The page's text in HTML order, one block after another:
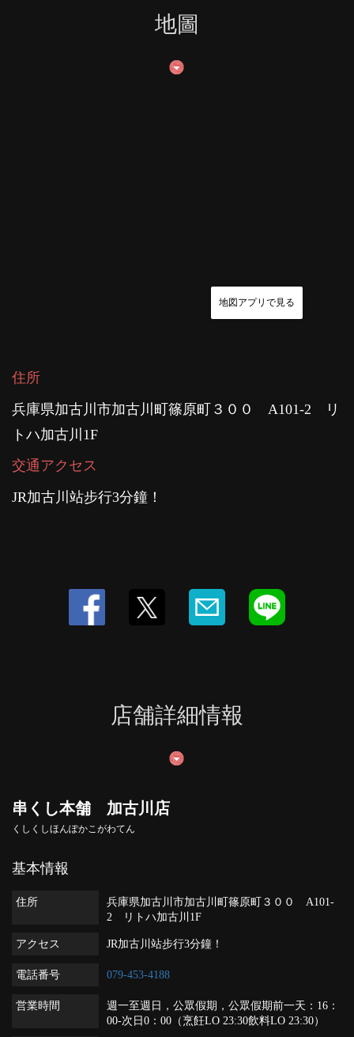
地圖
地図アプリで見る
住所
兵庫県加古川市加古川町篠原町３００ A101-2 リ
トハ加古川1F
交通アクセス
JR加古川站步行3分鐘！
店舗詳細情報
串くし本舗 加古川店
くしくしほんぽかこがわてん
基本情報
住所
兵庫県加古川市加古川町篠原町３００ A101-
2 リトハ加古川1F
アクセス JR加古川站步行3分鐘！
電話番号 079-453-4188
営業時間
週一至週日，公眾假期，公眾假期前一天：16：
00-次日0：00（烹飪LO 23:30飲料LO 23:30）